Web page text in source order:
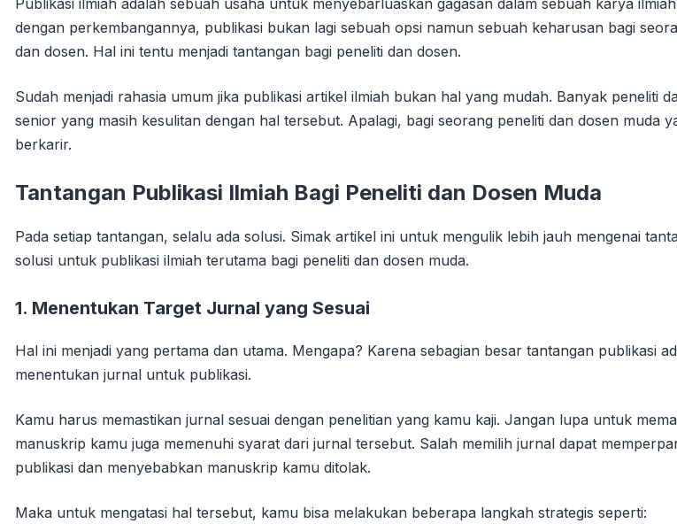
Publikasi ilmiah adalah sebuah usaha untuk menyebarluaskan gagasan dalam sebuah karya
dengan perkembangannya, publikasi bukan lagi sebuah opsi namun sebuah keharusan bagi
dan dosen. Hal ini tentu menjadi tantangan bagi peneliti dan dosen.
Sudah menjadi rahasia umum jika publikasi artikel ilmiah bukan hal yang mudah. Banyak peneliti
senior yang masih kesulitan dengan hal tersebut. Apalagi, bagi seorang peneliti dan dosen muda
berkarir.
Tantangan Publikasi Ilmiah Bagi Peneliti dan Dosen Muda
Pada setiap tantangan, selalu ada solusi. Simak artikel ini untuk mengulik lebih jauh mengenai
solusi untuk publikasi ilmiah terutama bagi peneliti dan dosen muda.
1. Menentukan Target Jurnal yang Sesuai
Hal ini menjadi yang pertama dan utama. Mengapa? Karena sebagian besar tantangan publikasi
menentukan jurnal untuk publikasi.
Kamu harus memastikan jurnal sesuai dengan penelitian yang kamu kaji. Jangan lupa untuk
manuskrip kamu juga memenuhi syarat dari jurnal tersebut. Salah memilih jurnal dapat
publikasi dan menyebabkan manuskrip kamu ditolak.
Maka untuk mengatasi hal tersebut, kamu bisa melakukan beberapa langkah strategis seperti: